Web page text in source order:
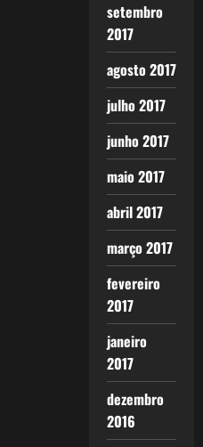
setembro
2017
agosto 2017
julho 2017
junho 2017
maio 2017
abril 2017
março 2017
fevereiro
2017
janeiro
2017
dezembro
2016